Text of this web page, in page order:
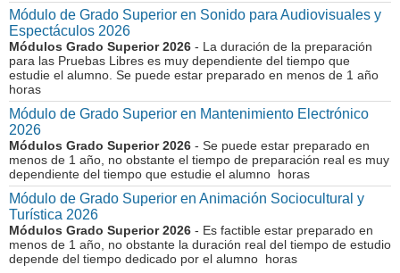
Módulo de Grado Superior en Sonido para Audiovisuales y
Espectáculos 2026
Módulos Grado Superior 2026 - La duración de la preparación
para las Pruebas Libres es muy dependiente del tiempo que
estudie el alumno. Se puede estar preparado en menos de 1 año
horas
Módulo de Grado Superior en Mantenimiento Electrónico
2026
Módulos Grado Superior 2026 - Se puede estar preparado en
menos de 1 año, no obstante el tiempo de preparación real es muy
dependiente del tiempo que estudie el alumno horas
Módulo de Grado Superior en Animación Sociocultural y
Turística 2026
Módulos Grado Superior 2026 - Es factible estar preparado en
menos de 1 año, no obstante la duración real del tiempo de estudio
depende del tiempo dedicado por el alumno horas